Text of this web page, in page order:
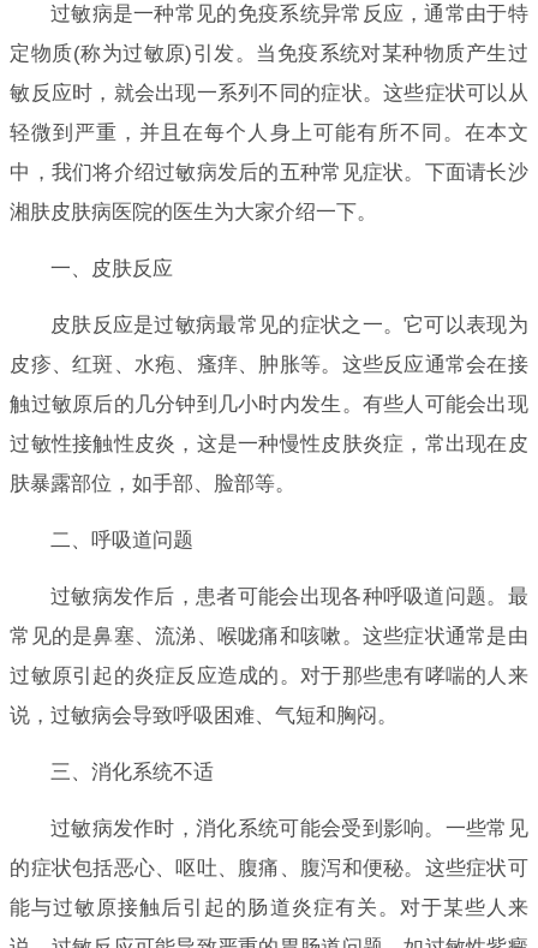
过敏病是一种常见的免疫系统异常反应，通常由于特
定物质(称为过敏原)引发。当免疫系统对某种物质产生过
敏反应时，就会出现一系列不同的症状。这些症状可以从
轻微到严重，并且在每个人身上可能有所不同。在本文
中，我们将介绍过敏病发后的五种常见症状。下面请长沙
湘肤皮肤病医院的医生为大家介绍一下。
一、皮肤反应
皮肤反应是过敏病最常见的症状之一。它可以表现为
皮疹、红斑、水疱、瘙痒、肿胀等。这些反应通常会在接
触过敏原后的几分钟到几小时内发生。有些人可能会出现
过敏性接触性皮炎，这是一种慢性皮肤炎症，常出现在皮
肤暴露部位，如手部、脸部等。
二、呼吸道问题
过敏病发作后，患者可能会出现各种呼吸道问题。最
常见的是鼻塞、流涕、喉咙痛和咳嗽。这些症状通常是由
过敏原引起的炎症反应造成的。对于那些患有哮喘的人来
说，过敏病会导致呼吸困难、气短和胸闷。
三、消化系统不适
过敏病发作时，消化系统可能会受到影响。一些常见
的症状包括恶心、呕吐、腹痛、腹泻和便秘。这些症状可
能与过敏原接触后引起的肠道炎症有关。对于某些人来